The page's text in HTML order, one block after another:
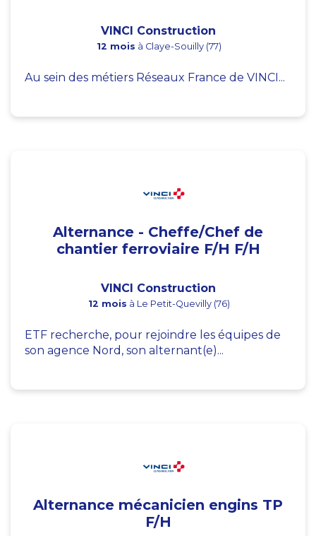
VINCI Construction
12 mois à Claye-Souilly (77)
Au sein des métiers Réseaux France de VINCI...
Alternance - Cheffe/Chef de
chantier ferroviaire F/H F/H
VINCI Construction
12 mois à Le Petit-Quevilly (76)
ETF recherche, pour rejoindre les équipes de
son agence Nord, son alternant(e)...
Alternance mécanicien engins TP
F/H